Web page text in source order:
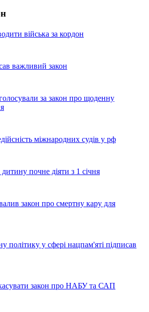
війська за кордон
важливий закон
за закон про щоденну
міжнародних судів у рф
почне діяти з 1 січня
закон про смертну кару для
політику у сфері нацпам'яті підписав
закон про НАБУ та САП